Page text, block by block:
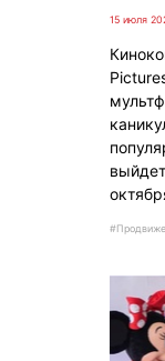
15 июля